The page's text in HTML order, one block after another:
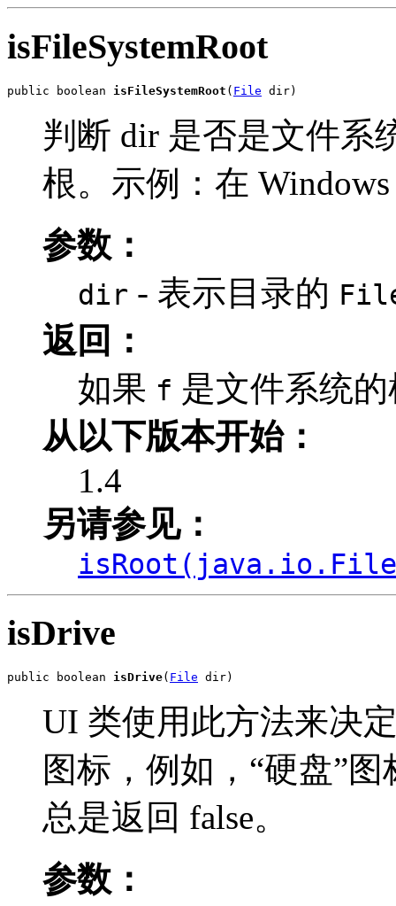
isFileSystemRoot
public boolean isFileSystemRoot ( File dir)
判断 dir 是否是文件系
根。示例：在
参数：
dir - 表示目录的
返回：
如果 f 是文件系统
从以下版本开始：
1.4
另请参见：
isDrive
public boolean isDrive( File dir)
UI 类使用此方法来决
图标，例如，“硬盘”
总是返回 false。
参数：